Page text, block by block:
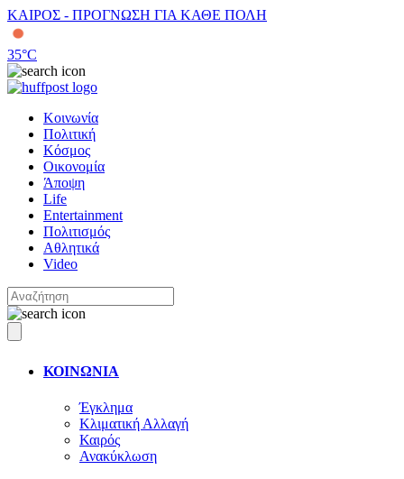
ΚΑΙΡΟΣ - ΠΡΟΓΝΩΣΗ ΓΙΑ ΚΑΘΕ ΠΟΛΗ
35°C
Κοινωνία
Πολιτική
Κόσμος
Οικονομία
Άποψη
Life
Entertainment
Πολιτισμός
Αθλητικά
Video
ΚΟΙΝΩΝΙΑ
Έγκλημα
Κλιματική Αλλαγή
Καιρός
Ανακύκλωση